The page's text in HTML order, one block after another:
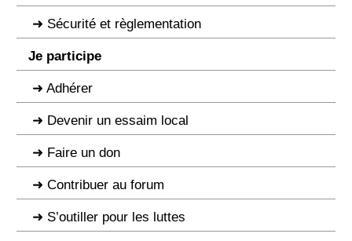
Sécurité et règlementation
Je participe
Adhérer
Devenir un essaim local
Faire un don
Contribuer au forum
S’outiller pour les luttes